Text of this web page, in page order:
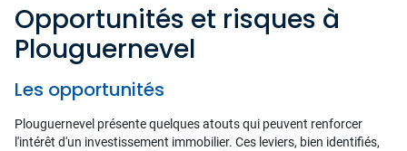
Opportunités et risques à
Plouguernevel
Les opportunités
Plouguernevel présente quelques atouts qui peuvent renforcer
l'intérêt d'un investissement immobilier. Ces leviers, bien identifiés,